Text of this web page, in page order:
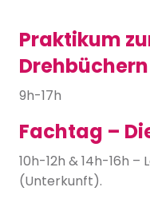
Praktikum
9h-17h
Fachtag –
10h-12h & 14h-16h
(Unterkunft).